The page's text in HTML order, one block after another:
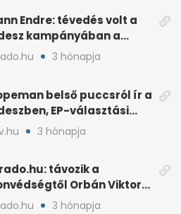
Endre: tévedés volt a
kampányában a
veszély
3 hónapja
belső puccsról ír a
EP-választási
3 hónapja
távozik a
Orbán Viktor
Orbán Gáspár
3 hónapja